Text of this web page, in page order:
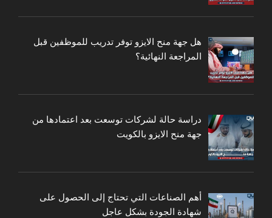
هل جهة منح الايزو توفر تدريب للموظفين قبل
المراجعة النهائية؟
دراسة حالة لشركات توسعت بعد اعتمادها من
جهة منح الايزو بالكويت
أهم الصناعات التي تحتاج إلى الحصول على
شهادة الجودة بشكل عاجل